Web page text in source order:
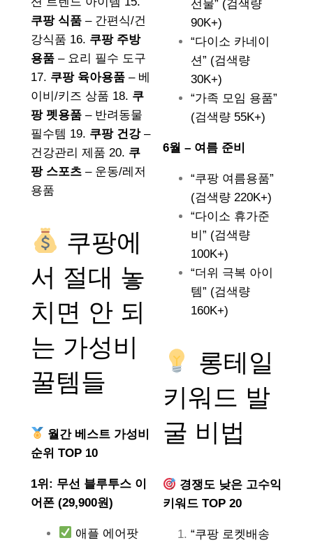
쿠팡 식품 – 간편식/건
강식품 16. 쿠팡 주방
용품 – 요리 필수 도구
17. 쿠팡 육아용품 – 베
이비/키즈 상품 18. 쿠
팡 펫용품 – 반려동물
필수템 19. 쿠팡 건강–
건강관리 제품 20. 쿠
팡 스포츠 – 운동/레저
용품
쿠팡에
서 절대 놓
치면 안 되
는 가성비
꿀템들
월간 베스트 가성비
순위 TOP 10
1위: 무선 블루투스 이
어폰 (29,900원)
애플 에어팟
선물” (검색량
90K+)
“다이소 카네이
션” (검색량
30K+)
“가족 모임 용품”
(검색량 55K+)
6월 – 여름 준비
“쿠팡 여름용품”
(검색량 220K+)
“다이소 휴가준
비” (검색량
100K+)
“더위 극복 아이
템” (검색량
160K+)
롱테일
키워드 발
굴 비법
경쟁도 낮은 고수익
키워드 TOP 20
“쿠팡 로켓배송